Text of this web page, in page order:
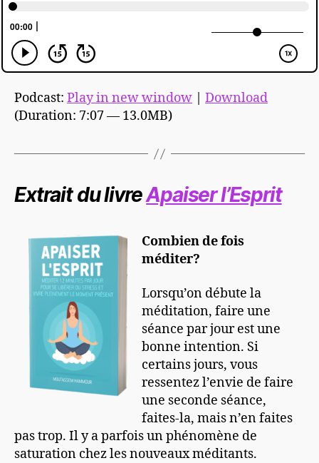
Podcast: Play in new window
Download
(Duration: 7:07 — 13.0MB)
Extrait du livreApaiser l’Esprit
Combien de fois
méditer?
Lorsqu’on débute la
méditation, faire une
séance par jour est une
bonne intention. Si
certains jours, vous
ressentez l’envie de faire
une seconde séance,
faites-la, mais n’en faites
pas trop. Il y a parfois un phénomène de
saturation chez les nouveaux méditants.